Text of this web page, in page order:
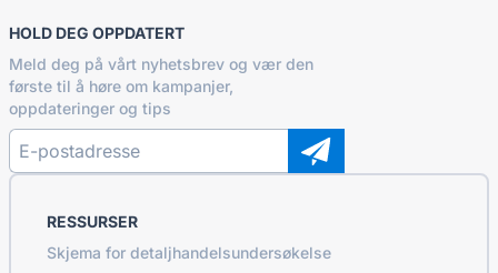
HOLD DEG OPPDATERT
Meld deg på vårt nyhetsbrev og vær den
første til å høre om kampanjer,
oppdateringer og tips
RESSURSER
Skjema for detaljhandelsundersøkelse